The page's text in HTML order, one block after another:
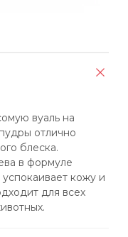
вуаль на
отлично
блеска.
в формуле
кожу и
для всех